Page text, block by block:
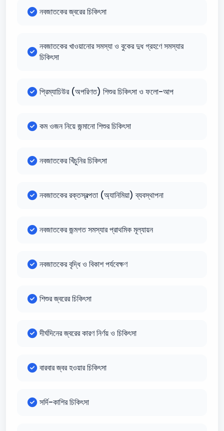
নবজাতকের জ্বরের চিকিৎসা
নবজাতকের খাওয়ানোর সমস্যা ও বুকের দুধ গ্রহণে সমস্যার
চিকিৎসা
প্রিম্যাচিউর (অপরিণত) শিশুর চিকিৎসা ও ফলো-আপ
কম ওজন নিয়ে জন্মানো শিশুর চিকিৎসা
নবজাতকের খিঁচুনির চিকিৎসা
নবজাতকের রক্তস্বল্পতা (অ্যানিমিয়া) ব্যবস্থাপনা
নবজাতকের জন্মগত সমস্যার প্রাথমিক মূল্যায়ন
নবজাতকের বৃদ্ধি ও বিকাশ পর্যবেক্ষণ
শিশুর জ্বরের চিকিৎসা
দীর্ঘদিনের জ্বরের কারণ নির্ণয় ও চিকিৎসা
বারবার জ্বর হওয়ার চিকিৎসা
সর্দি-কাশির চিকিৎসা